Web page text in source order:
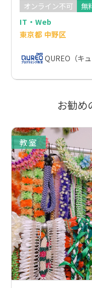
オンライン不可
無
IT・Web
東京都 中野区
QUREO（キ
お勧め
教室